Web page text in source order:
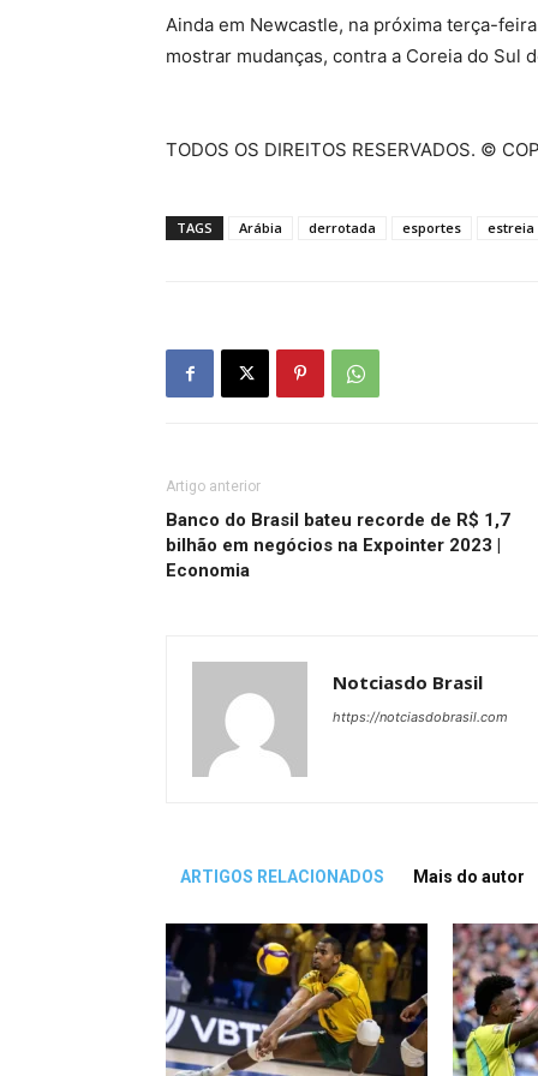
Ainda em Newcastle, na próxima terça-
mostrar mudanças, contra a Coreia do Sul
TODOS OS DIREITOS RESERVADOS. ©
TAGS Arábia derrotada esportes estreia
Artigo anterior
Banco do Brasil bateu recorde de R$ 1,7
bilhão em negócios na Expointer 2023 |
Economia
Notciasdo Brasil
https://notciasdobrasil.com
ARTIGOS RELACIONADOS Mais do autor